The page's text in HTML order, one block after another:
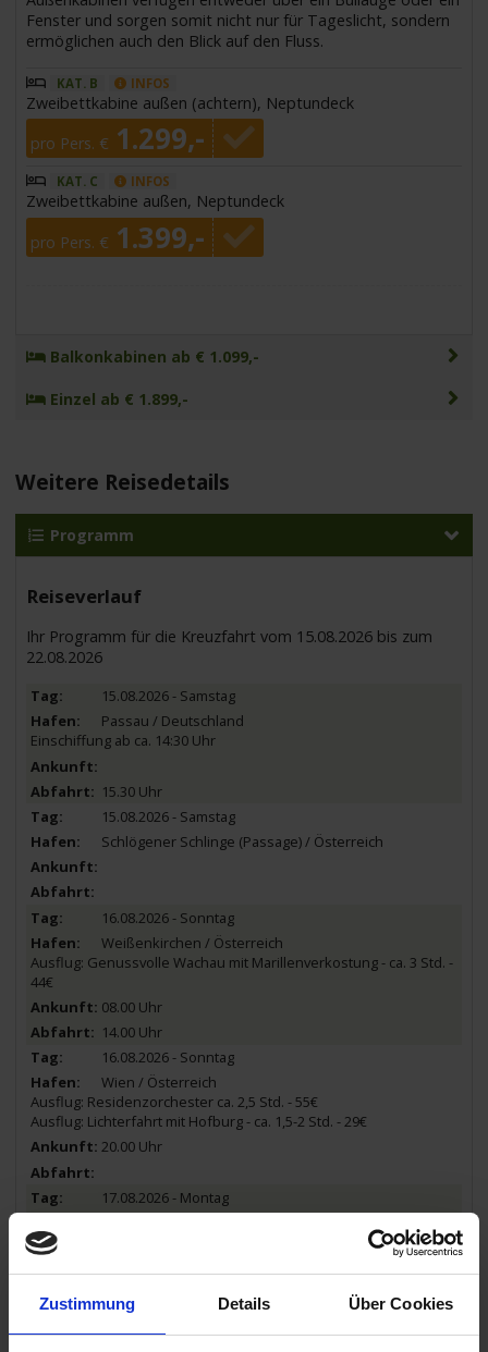
Zustimmung Details Über Cookies
Fenster und sorgen somit nicht nur für Tageslicht, sondern
ermöglichen auch den Blick auf den Fluss.
KAT. B INFOS
Zweibettkabine außen (achtern), Neptundeck
pro Pers. € 1.299,-
KAT. C INFOS
Zweibettkabine außen, Neptundeck
pro Pers. € 1.399,-
Balkonkabinen ab € 1.099,-
Einzel ab € 1.899,-
Weitere Reisedetails
Programm
Reiseverlauf
Ihr Programm für die Kreuzfahrt vom 15.08.2026 bis zum
22.08.2026
15.08.2026 - Samstag
Passau / Deutschland
Einschiffung ab ca. 14:30 Uhr
15.30 Uhr
15.08.2026 - Samstag
Schlögener Schlinge (Passage) / Österreich
16.08.2026 - Sonntag
Weißenkirchen / Österreich
Ausflug: Genussvolle Wachau mit Marillenverkostung - ca. 3 Std. -
44€
08.00 Uhr
14.00 Uhr
16.08.2026 - Sonntag
Wien / Österreich
Ausflug: Residenzorchester ca. 2,5 Std. - 55€
Ausflug: Lichterfahrt mit Hofburg - ca. 1,5-2 Std. - 29€
20.00 Uhr
17.08.2026 - Montag
Ausflug: Stadtrundfahrt mit Altstadtspaziergang - ca. 3,5 Std. - 32€
Ausflug: Schloss Schönbrunn - ca. 3,5 Std. - 58€
Ausflug: Prater und Heuriger - ca. 3,5 Std. - 69€
19.00 Uhr